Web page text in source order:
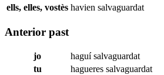
ells, elles, vostès havien salvaguardat
Anterior past
jo haguísalvaguardat
tu
hagueres salvaguardat